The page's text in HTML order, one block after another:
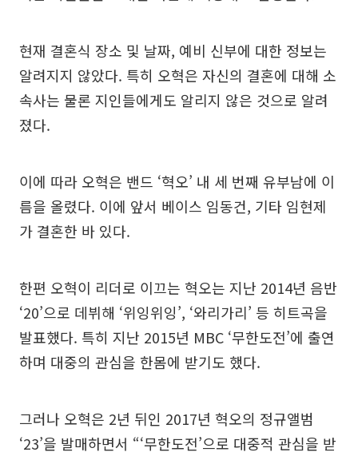
현재 결혼식 장소 및 날짜, 예비 신부에 대한 정보는
알려지지 않았다. 특히 오혁은 자신의 결혼에 대해 소
속사는 물론 지인들에게도 알리지 않은 것으로 알려
졌다.
이에 따라 오혁은 밴드 ‘혁오’ 내 세 번째 유부남에 이
름을 올렸다. 이에 앞서 베이스 임동건, 기타 임현제
가 결혼한 바 있다.
한편 오혁이 리더로 이끄는 혁오는 지난 2014년 음반
‘20’으로 데뷔해 ‘위잉위잉’, ‘와리가리’ 등 히트곡을
발표했다. 특히 지난 2015년 MBC ‘무한도전’에 출연
하며 대중의 관심을 한몸에 받기도 했다.
그러나 오혁은 2년 뒤인 2017년 혁오의 정규앨범
‘23’을 발매하면서 “‘무한도전’으로 대중적 관심을 받